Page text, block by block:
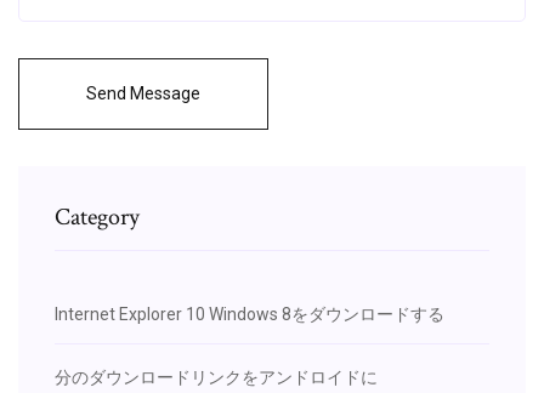
Send Message
Category
Internet Explorer 10 Windows 8をダウンロードする
分のダウンロードリンクをアンドロイドに